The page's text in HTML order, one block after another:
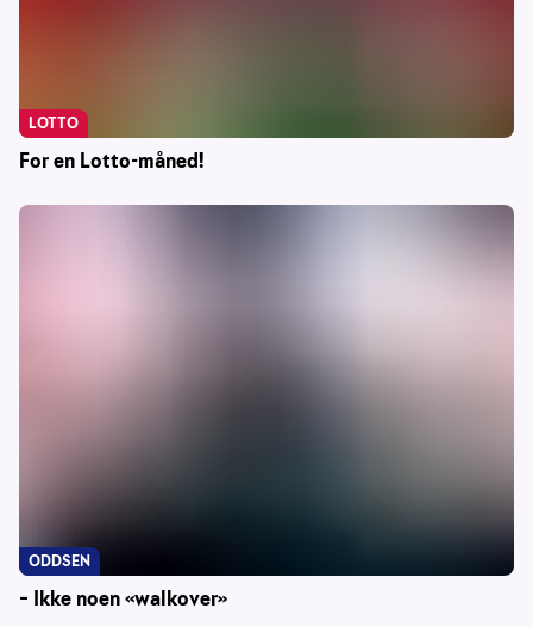
For en Lotto-måned!
LOTTO
– Ikke noen «walkover»
ODDSEN